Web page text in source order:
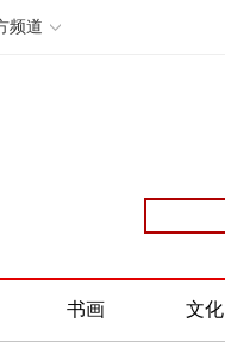
频道
书画 文化